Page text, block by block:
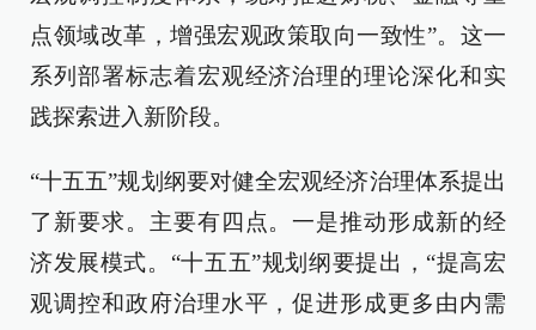
点领域改革，增强宏观政策取向一致性”。这一
系列部署标志着宏观经济治理的理论深化和实
践探索进入新阶段。
“十五五”规划纲要对健全宏观经济治理体系提出
了新要求。主要有四点。一是推动形成新的经
济发展模式。“十五五”规划纲要提出，“提高宏
观调控和政府治理水平，促进形成更多由内需